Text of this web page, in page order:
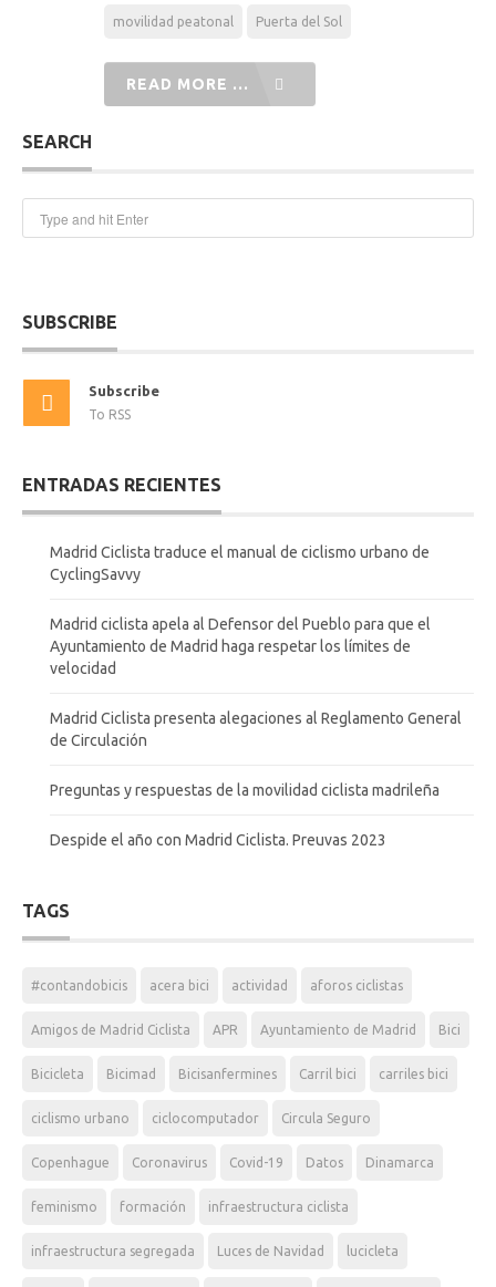
movilidad peatonal Puerta del Sol
READ MORE ...
SEARCH
SUBSCRIBE
Subscribe
To RSS
ENTRADAS RECIENTES
Madrid Ciclista traduce el manual de ciclismo urbano de
CyclingSavvy
Madrid ciclista apela al Defensor del Pueblo para que el
Ayuntamiento de Madrid haga respetar los límites de
velocidad
Madrid Ciclista presenta alegaciones al Reglamento General
de Circulación
Preguntas y respuestas de la movilidad ciclista madrileña
Despide el año con Madrid Ciclista. Preuvas 2023
TAGS
#contandobicis acera bici actividad aforos ciclistas
Amigos de Madrid Ciclista APR Ayuntamiento de Madrid Bici
Bicicleta Bicimad Bicisanfermines Carril bici carriles bici
ciclismo urbano ciclocomputador Circula Seguro
Copenhague Coronavirus Covid-19 Datos Dinamarca
feminismo formación infraestructura ciclista
infraestructura segregada Luces de Navidad lucicleta